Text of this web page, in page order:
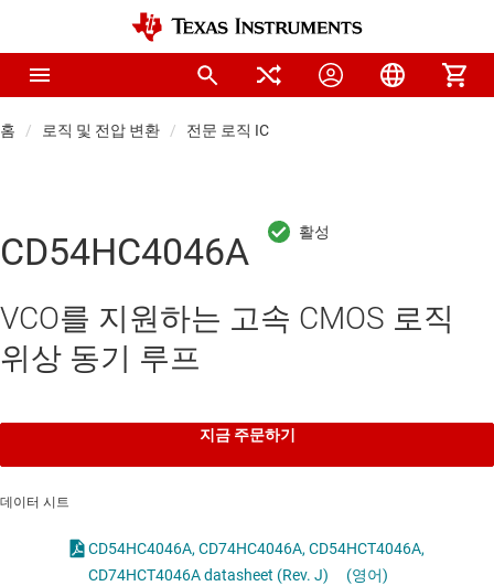
홈 로직 및 전압 변환 전문 로직 IC
CD54HC4046A
VCO를 지원하는 고속 CMOS 로직
위상 동기 루프
지금 주문하기
데이터 시트
CD54HC4046A, CD74HC4046A, CD54HCT4046A,
CD74HCT4046A datasheet (Rev. J)
(영어)